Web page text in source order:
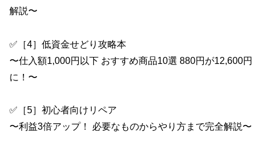
解説〜
✅［4］低資金せどり攻略本
〜仕入額1,000円以下 おすすめ商品10選 880円が12,600円
に！〜
✅［5］初心者向けリペア
〜利益3倍アップ！ 必要なものからやり方まで完全解説〜